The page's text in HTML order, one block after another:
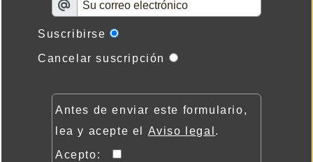
Suscribirse
Cancelar suscripción
Antes de enviar este formulario,
lea y acepte el Aviso legal .
Acepto: